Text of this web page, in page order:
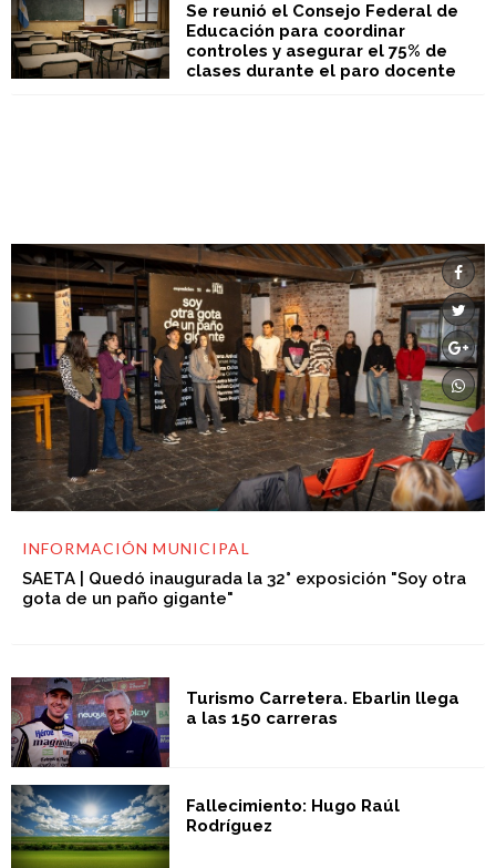
Se reunió el Consejo Federal de
Educación para coordinar
controles y asegurar el 75% de
clases durante el paro docente
INFORMACIÓN MUNICIPAL
SAETA | Quedó inaugurada la 32° exposición "Soy otra
gota de un paño gigante"
Turismo Carretera. Ebarlin llega
a las 150 carreras
Fallecimiento: Hugo Raúl
Rodríguez